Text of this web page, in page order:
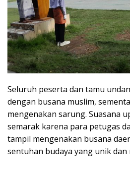
Seluruh peserta dan tamu
dengan busana muslim,
mengenakan sarung. Suasana
semarak karena para petugas
tampil mengenakan busana
sentuhan budaya yang unik